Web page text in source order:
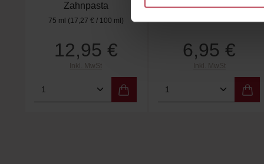
Zahnpasta
75 ml (17,27 € / 100 ml)
Regulärer Preis:
12,95 €
Inkl. MwSt
Produkt Anzahl: Gib den
Zungenschaber
Regulärer Preis:
6,95 €
Inkl. MwSt
Produkt